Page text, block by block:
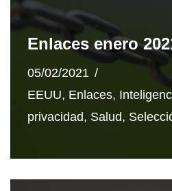
Enlaces enero
05/02/2021
EEUU, Enlaces,
privacidad, Salud,